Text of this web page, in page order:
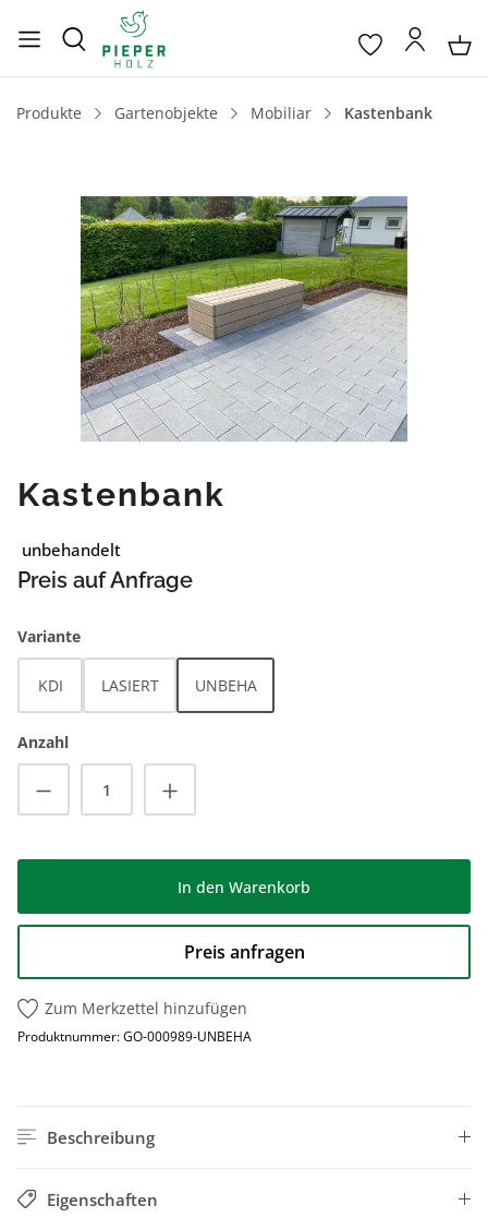
Produkte Gartenobjekte Mobiliar Kastenbank
Bildergalerie überspringen
Kastenbank
unbehandelt
Preis auf Anfrage
Varianteauswählen
KDI LASIERT UNBEHA
Anzahl
Produkt Anzahl: Gib den gewünschten
In den Warenkorb
Preis anfragen
Zum Merkzettel hinzufügen
Produktnummer:GO-000989-UNBEHA
Beschreibung
Eigenschaften